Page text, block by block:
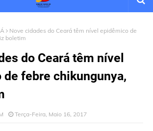
Nove cidades do Ceará têm nível epidêmico de
boletim
do Ceará têm nível
febre chikungunya,
Terça-Feira, Maio 16, 2017